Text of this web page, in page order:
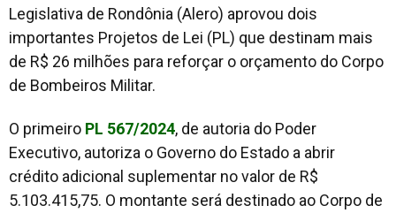
Legislativa de Rondônia (Alero) aprovou dois
importantes Projetos de Lei (PL) que destinam mais
de R$ 26 milhões para reforçar o orçamento do Corpo
de Bombeiros Militar.
O primeiro PL 567/2024, de autoria do Poder
Executivo, autoriza o Governo do Estado a abrir
crédito adicional suplementar no valor de R$
5.103.415,75. O montante será destinado ao Corpo de